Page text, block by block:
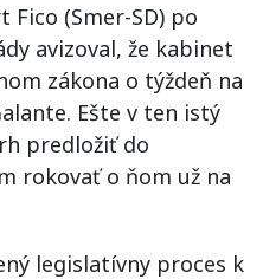
Fico (Smer-SD) po
avizoval, že kabinet
zákona o týždeň na
Ešte v ten istý
predložiť do
rokovať o ňom už na
legislatívny proces k